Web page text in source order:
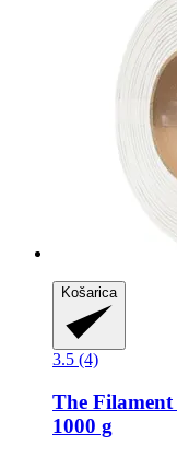
Košarica
3.5 (4)
The Filament
1000 g